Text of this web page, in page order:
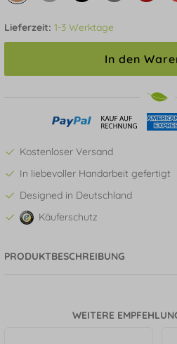
Lieferzeit: 1-3 Werktage
In den
Kostenloser Versand
In liebevoller Handarbeit gefertigt
Designed in Deutschland
Käuferschutz
PRODUKTBESCHREIBUNG
WEITERE